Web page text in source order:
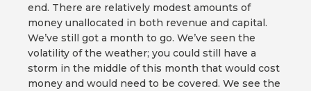
end. There are relatively modest amounts of
money unallocated in both revenue and capital.
We’ve still got a month to go. We’ve seen the
volatility of the weather; you could still have a
storm in the middle of this month that would cost
money and would need to be covered. We see the